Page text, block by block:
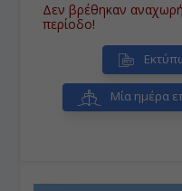
Δεν βρέθηκαν
περίοδο!
Μία ημέρα